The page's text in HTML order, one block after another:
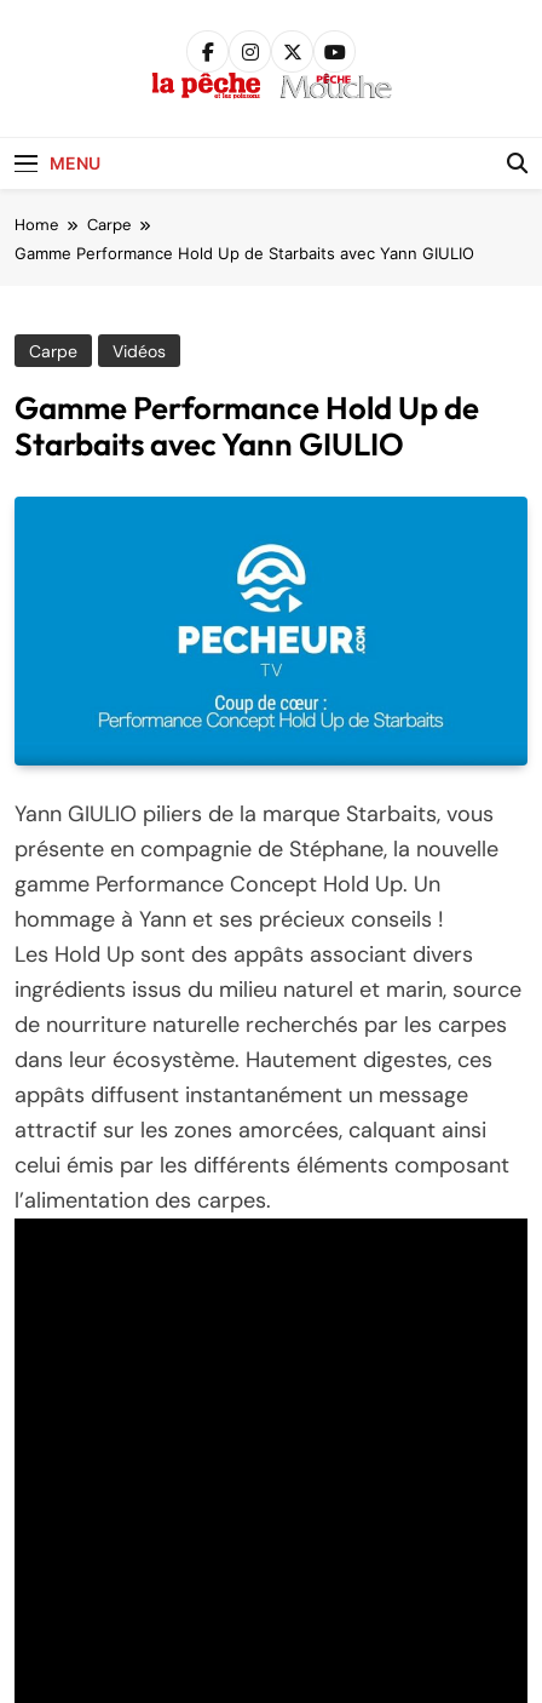
MENU
Home Carpe
Gamme Performance Hold Up de Starbaits avec Yann GIULIO
Carpe Vidéos
Gamme Performance Hold Up de
Starbaits avec Yann GIULIO
Yann GIULIO piliers de la marque Starbaits, vous
présente en compagnie de Stéphane, la nouvelle
gamme Performance Concept Hold Up. Un
hommage à Yann et ses précieux conseils !
Les Hold Up sont des appâts associant divers
ingrédients issus du milieu naturel et marin, source
de nourriture naturelle recherchés par les carpes
dans leur écosystème. Hautement digestes, ces
appâts diffusent instantanément un message
attractif sur les zones amorcées, calquant ainsi
celui émis par les différents éléments composant
l’alimentation des carpes.